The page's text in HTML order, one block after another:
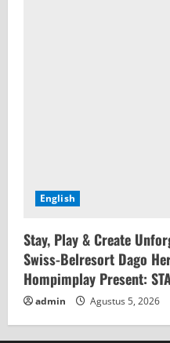
English
Stay, Play & Create
Swiss-Belresort Dago
Hompimplay Present:
admin Agustus 5, 2026